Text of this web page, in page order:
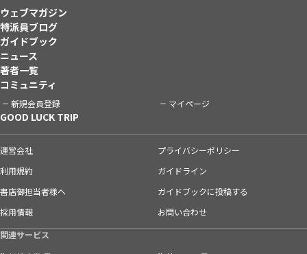
ウェブマガジン
特派員ブログ
ガイドブック
ニュース
著者一覧
コミュニティ
新規会員登録 マイページ
GOOD LUCK TRIP
運営会社
プライバシーポリシー
利用規約
ガイドライン
書店御担当者様へ
ガイドブックに投稿する
採用情報
お問い合わせ
関連サービス